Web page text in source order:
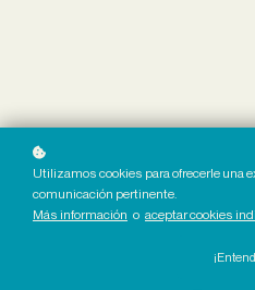
Utilizamos cookies para ofrecerle una
comunicación pertinente.
Más información o aceptar cookies